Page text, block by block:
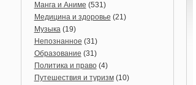
Манга и Аниме (531)
Медицина и здоровье (21)
Музыка(19)
Непознанное (31)
Образование (31)
Политика и право(4)
Путешествия и туризм(10)